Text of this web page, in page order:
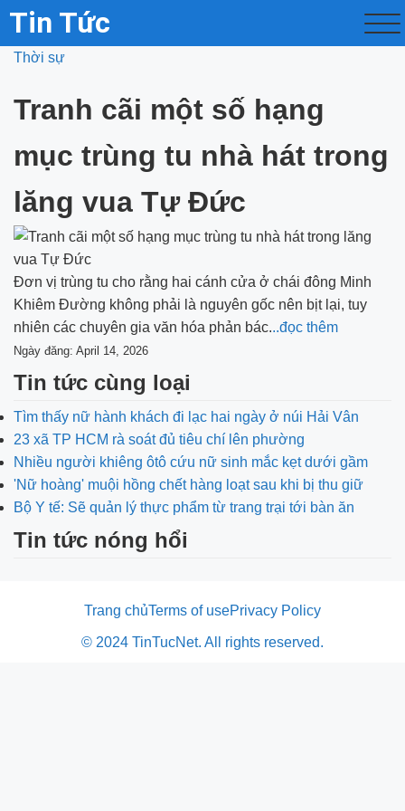
Tin Tức
Thời sự
Tranh cãi một số hạng
mục trùng tu nhà hát trong
lăng vua Tự Đức
Đơn vị trùng tu cho rằng hai cánh cửa ở chái đông Minh
Khiêm Đường không phải là nguyên gốc nên bịt lại, tuy
nhiên các chuyên gia văn hóa phản bác...đọc thêm
Ngày đăng: April 14, 2026
Tin tức cùng loại
Tìm thấy nữ hành khách đi lạc hai ngày ở núi Hải Vân
23 xã TP HCM rà soát đủ tiêu chí lên phường
Nhiều người khiêng ôtô cứu nữ sinh mắc kẹt dưới gầm
'Nữ hoàng' muội hồng chết hàng loạt sau khi bị thu giữ
Bộ Y tế: Sẽ quản lý thực phẩm từ trang trại tới bàn ăn
Tin tức nóng hổi
Trang chủTerms of usePrivacy Policy
© 2024 TinTucNet. All rights reserved.